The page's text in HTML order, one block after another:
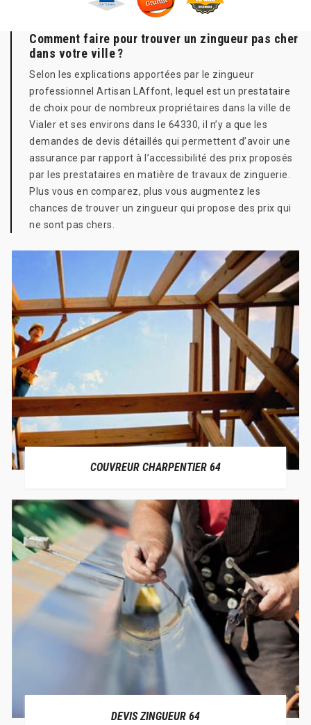
Comment faire pour trouver un zingueur pas cher
dans votre ville ?
Selon les explications apportées par le zingueur
professionnel Artisan LAffont, lequel est un prestataire
de choix pour de nombreux propriétaires dans la ville de
Vialer et ses environs dans le 64330, il n’y a que les
demandes de devis détaillés qui permettent d’avoir une
assurance par rapport à l’accessibilité des prix proposés
par les prestataires en matière de travaux de zinguerie.
Plus vous en comparez, plus vous augmentez les
chances de trouver un zingueur qui propose des prix qui
ne sont pas chers.
COUVREUR CHARPENTIER 64
DEVIS ZINGUEUR 64